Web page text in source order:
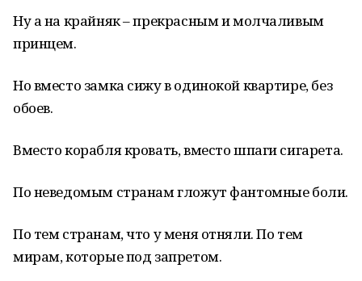
Ну а на крайняк – прекрасным и молчаливым
принцем.
Но вместо замка сижу в одинокой квартире, без
обоев.
Вместо корабля кровать, вместо шпаги сигарета.
По неведомым странам гложут фантомные боли.
По тем странам, что у меня отняли. По тем
мирам, которые под запретом.